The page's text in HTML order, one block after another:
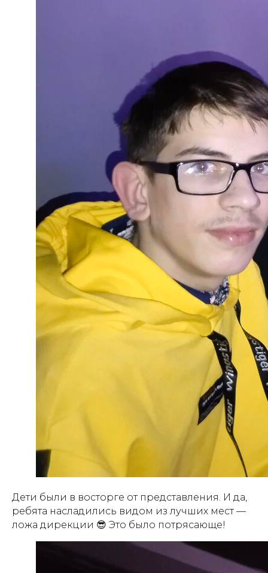
Дети были в восторге от представления. И да,
ребята насладились видом из лучших мест —
ложа дирекции 😎 Это было потрясающе!